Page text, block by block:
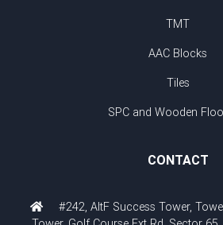
TMT
AAC Blocks
Tiles
SPC and Wooden
CONTACT
#242, AltF Success Tower,